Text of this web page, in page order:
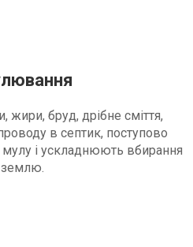
жири, бруд, дрібне сміття,
в септик, поступово
і ускладнюють вбирання